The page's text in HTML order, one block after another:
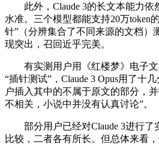
此外，Claude 3的长文本能力依
水准。三个模型都能支持20万token
针”（分辨集合了不同来源的文档）
现突出，召回近乎完美。
有实测用户用《红楼梦》电子文
“插针测试”，Claude 3 Opus用了十
户插入其中的不属于原文的部分，
不相关，小说中并没有认真讨论”。
部分用户已经对Claude 3进行了
比较，二者各有所长。但总体来看